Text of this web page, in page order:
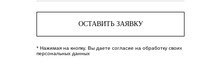
ОСТАВИТЬ ЗАЯВКУ
* Нажимая на кнопку, Вы даете согласие на обработку своих
персональных данных